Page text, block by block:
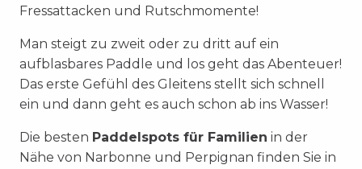
Fressattacken und Rutschmomente!
Man steigt zu zweit oder zu dritt auf ein
aufblasbares Paddle und los geht das Abenteuer!
Das erste Gefühl des Gleitens stellt sich schnell
ein und dann geht es auch schon ab ins Wasser!
Die besten Paddelspots für Familien in der
Nähe von Narbonne und Perpignan finden Sie in